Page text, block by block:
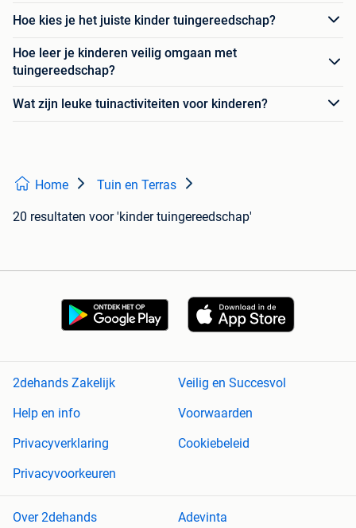
Hoe kies je het juiste kinder tuingereedschap?
Hoe leer je kinderen veilig omgaan met
tuingereedschap?
Wat zijn leuke tuinactiviteiten voor kinderen?
Home Tuin en Terras
20 resultaten voor 'kinder tuingereedschap'
2dehands Zakelijk
Veilig en Succesvol
Help en info
Voorwaarden
Privacyverklaring
Cookiebeleid
Privacyvoorkeuren
Over 2dehands Adevinta